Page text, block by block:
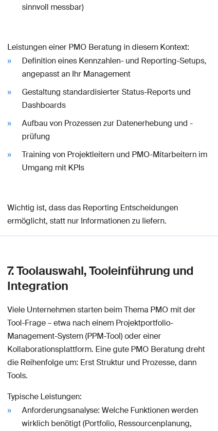
sinnvoll messbar)
Leistungen einer PMO Beratung in diesem Kontext:
Definition eines Kennzahlen- und Reporting-Setups,
angepasst an Ihr Management
Gestaltung standardisierter Status-Reports und
Dashboards
Aufbau von Prozessen zur Datenerhebung und -
prüfung
Training von Projektleitern und PMO-Mitarbeitern im
Umgang mit KPIs
Wichtig ist, dass das Reporting Entscheidungen
ermöglicht, statt nur Informationen zu liefern.
7. Toolauswahl, Tooleinführung und
Integration
Viele Unternehmen starten beim Thema PMO mit der
Tool-Frage – etwa nach einem Projektportfolio-
Management-System (PPM-Tool) oder einer
Kollaborationsplattform. Eine gute PMO Beratung dreht
die Reihenfolge um: Erst Struktur und Prozesse, dann
Tools.
Typische Leistungen:
Anforderungsanalyse: Welche Funktionen werden
wirklich benötigt (Portfolio, Ressourcenplanung,